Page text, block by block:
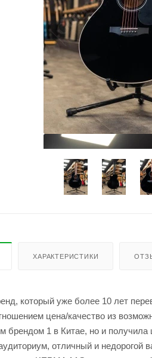
ХАРАКТЕРИСТИКИ
который уже более 10 лет
цена/качество из
брендом 1 в Китае, но и
отличный и недорогой